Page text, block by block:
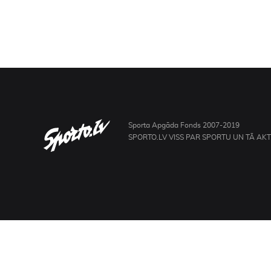
Sporta Apgāda Fonds 2007-2019
SPORTO.LV VISS PAR SPORTU UN TĀ